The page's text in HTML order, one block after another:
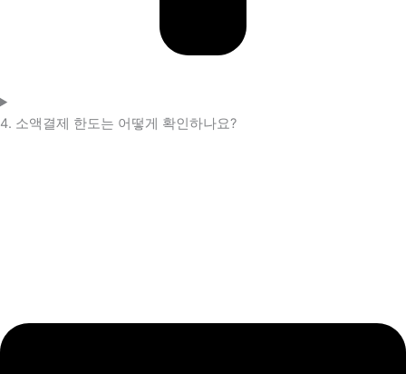
4. 소액결제 한도는 어떻게 확인하나요?